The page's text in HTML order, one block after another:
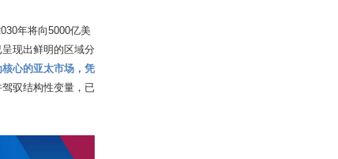
年将向5000亿美
现出鲜明的区域分
心的亚太市场，凭
驭结构性变量，已